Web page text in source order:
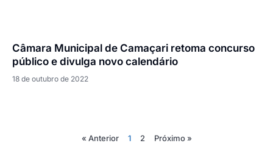
Câmara Municipal de Camaçari retoma concurso
público e divulga novo calendário
18 de outubro de 2022
« Anterior 1 2 Próximo »